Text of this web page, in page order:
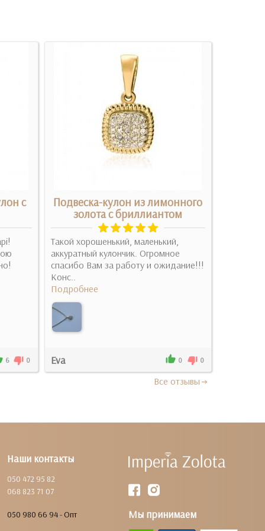
с
6 0
Подвеска-кулон из лимонного
золота с бриллиантом
Такой хорошенький, маленький,
аккуратный кулончик. Огромное
спасибо Вам за работу и ожидание!!!
Конс..
Подробнее
Eva 0 0
Все отзывы
Наши контакты
050 472 95 82
068 823 71 07
050 980 66 94 - Опт Мы принимаем